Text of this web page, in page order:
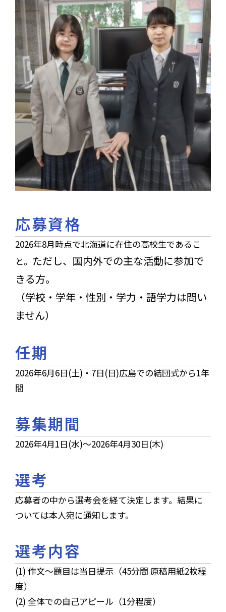
応募資格
2026年8月時点で北海道に在住の高校生であるこ
と。 ただし、国内外での主な活動に参加で
きる方。
（学校・学年・性別・学力・語学力は問い
ません）
任期
2026年6月6日(土)・7日(日)広島での結団式から1年
間
募集期間
2026年4月1日(水)～2026年4月30日(木)
選考
応募者の中から選考会を経て決定します。結果に
ついては本人宛に通知します。
選考内容
(1) 作文～題目は当日提示（45分間 原稿用紙2枚程
度）
(2) 全体での自己アピール（1分程度）